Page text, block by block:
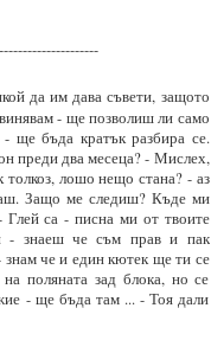
да им дава съвети, защото
- ще позволиш ли само
- ще бъда кратък разбира се.
преди два месеца? - Мислех,
толкоз, лошо нещо стана? - аз
Защо ме следиш? Къде ми
Глей са - писна ми от твоите
- знаеш че съм прав и пак
че и един кютек ще ти се
поляната зад блока, но се
- ще бъда там ... - Тоя дали